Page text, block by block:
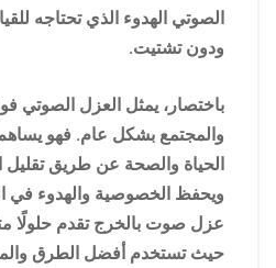
الصوتي الهدوء الذي تحتاجه
ودون تشتيت.
باختصار، يمثل العزل الصوتي
والمجتمع بشكل عام. فهو
الحياة والصحة عن طريق تقليل
ويحفظ الخصوصية والهدوء في
عزل صوت بالخرج تقدم حلولًا
حيث تستخدم أفضل الطرق